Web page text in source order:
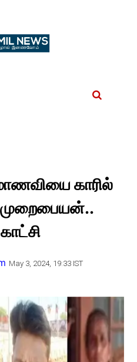
காரில்
May 3, 2024, 19:33 IST